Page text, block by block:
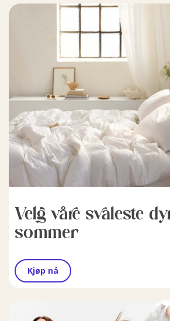
Velg våre svaleste
sommer
Kjøp nå